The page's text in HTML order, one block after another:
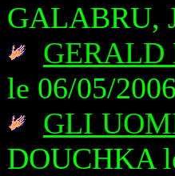
GALABRU,
GERALD
le 06/05/
GLI
DOUCHKA